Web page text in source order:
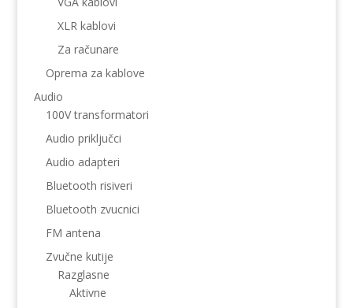
XLR kablovi
Za računare
Oprema za kablove
Audio
100V transformatori
Audio priključci
Audio adapteri
Bluetooth risiveri
Bluetooth zvucnici
FM antena
Zvučne kutije
Razglasne
Aktivne